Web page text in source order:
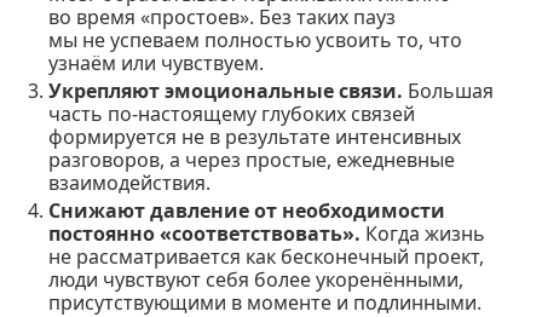
во время «простоев». Без таких пауз
мы не успеваем полностью усвоить то, что
узнаём или чувствуем.
Укрепляют эмоциональные связи. Большая
часть по-настоящему глубоких связей
формируется не в результате интенсивных
разговоров, а через простые, ежедневные
взаимодействия.
Снижают давление от необходимости
постоянно «соответствовать». Когда жизнь
не рассматривается как бесконечный проект,
люди чувствуют себя более укоренёнными,
присутствующими в моменте и подлинными.